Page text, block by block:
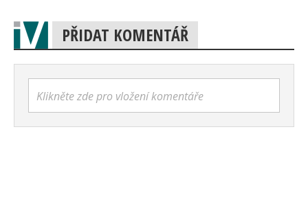
PŘIDAT KOMENTÁŘ
Klikněte zde pro vložení komentáře